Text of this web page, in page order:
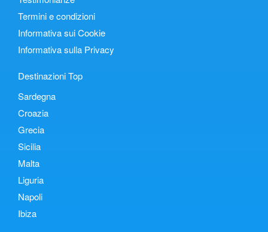
Termini e condizioni
Informativa sui Cookie
Informativa sulla Privacy
Destinazioni Top
Sardegna
Croazia
Grecia
Sicilia
Malta
Liguria
Napoli
Ibiza